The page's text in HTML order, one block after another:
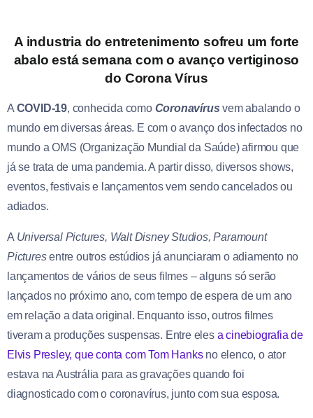
A industria do entretenimento sofreu um forte
abalo está semana com o avanço vertiginoso
do Corona Vírus
A COVID-19, conhecida como Coronavírus vem abalando o
mundo em diversas áreas. E com o avanço dos infectados no
mundo a OMS (Organização Mundial da Saúde) afirmou que
já se trata de uma pandemia. A partir disso, diversos shows,
eventos, festivais e lançamentos vem sendo cancelados ou
adiados.
A Universal Pictures, Walt Disney Studios, Paramount
Picturesentre outros estúdios já anunciaram o adiamento no
lançamentos de vários de seus filmes – alguns só serão
lançados no próximo ano, com tempo de espera de um ano
em relação a data original. Enquanto isso, outros filmes
tiveram a produções suspensas. Entre eles a cinebiografia de
Elvis Presley, que conta com Tom Hanksno elenco, o ator
estava na Austrália para as gravações quando foi
diagnosticado com o coronavírus, junto com sua esposa.